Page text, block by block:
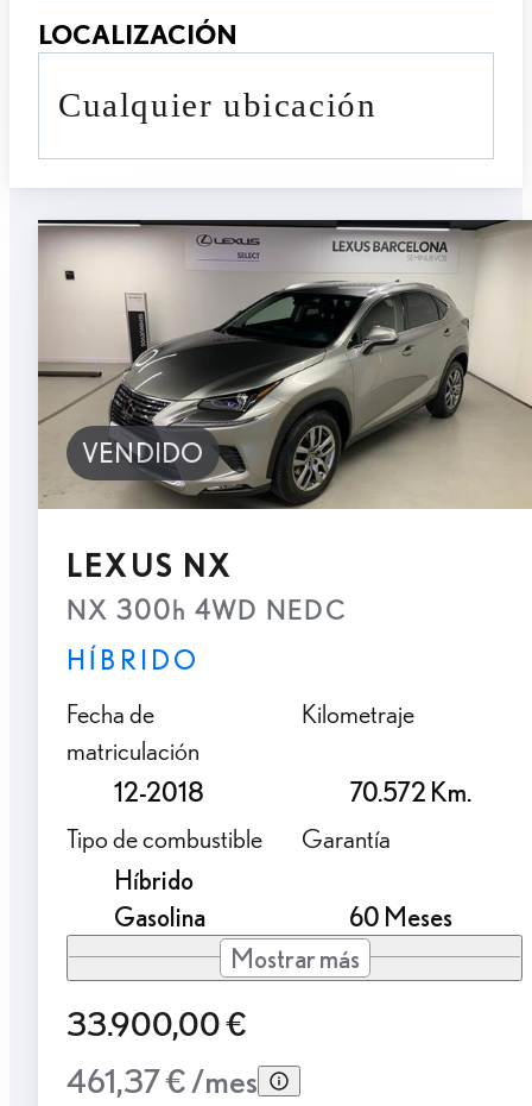
LOCALIZACIÓN
cualquier ubicación
VENDIDO
LEXUS NX
NX 300h 4WD NEDC
HÍBRIDO
Fecha de
matriculación
12-2018
Kilometraje
70.572 Km.
Tipo de combustible
Híbrido
Gasolina
Garantía
60 Meses
Mostrar más
33.900,00 €
461,37 € /mes